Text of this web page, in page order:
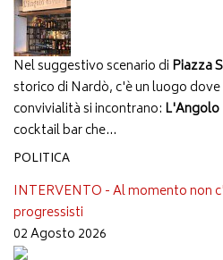
Nel suggestivo scenario di Piazza
storico di Nardò, c'è un luogo
convivialità si incontrano:
cocktail bar che...
POLITICA
INTERVENTO - Al momento non
progressisti
02 Agosto 2026